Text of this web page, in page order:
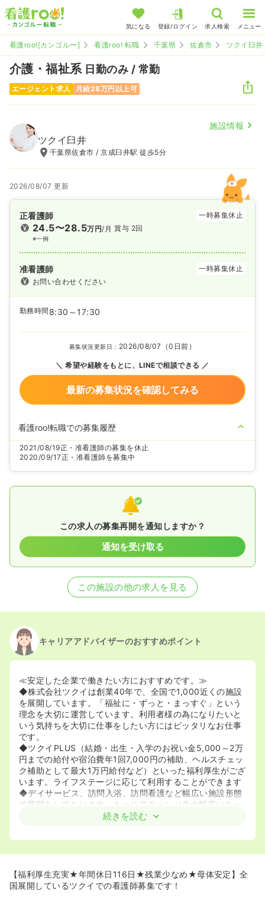
気になる 登録/ログイン 求人検索 メニュー
看護roo![カンゴルー] 看護roo! 転職 千葉県 佐倉市 ツクイ臼井
介護・福祉系 日勤のみ / 常勤
エージェント求人 月給28万円以上可
施設情報
ツクイ臼井
千葉県佐倉市 / 京成臼井駅 徒歩5分
2026/08/07 更新
正看護師 一時募集休止
24.5〜28.5万円/月
※一例
賞与 2回
准看護師
一時募集休止
お問い合わせください
勤務時間 8:30～17:30
募集状況更新日： 2026/08/07（0日前）
希望や経験をもとに、LINEで相談できる
最新の募集状況を確認してみる
看護roo!転職での募集履歴
2021/08/19正・准看護師の募集を休止
2020/09/17正・准看護師を募集中
この求人の募集再開を通知しますか？
通知を受け取る
この施設の他の求人を見る
キャリアアドバイザーのおすすめポイント
≪安定した企業で働きたい方におすすめです。≫
◆株式会社ツクイは創業40年で、全国で1,000近くの施設
を展開しています。「福祉に・ずっと・まっすぐ」という
理念を大切に運営しています。利用者様の為になりたいと
いう気持ちを大切に仕事をしたい方にはピッタリなお仕事
です。
◆ツクイPLUS（結婚・出生・入学のお祝い金5,000～2万
円までの給付や宿泊費年1回7,000円の補助、ヘルスチェッ
ク補助として最大1万円給付など）といった福利厚生がござ
います。ライフステージに応じて利用することができます
◆デイサービス、訪問入浴、訪問看護など幅広い施設形態
で展開をしております。キャリアチェンジ含め幅広いキャ
リア選択を行うことができます。
≪教育体制・研修が充実しています！≫
験の方でも安心して仕事をする事ができます！
続きを読む
【福利厚生充実★年間休日116日★残業少なめ★母体安定】全
国展開しているツクイでの看護師募集です！